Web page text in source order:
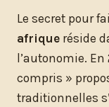
Le secret pour
afrique réside
l’autonomie.
compris »
traditionnelles